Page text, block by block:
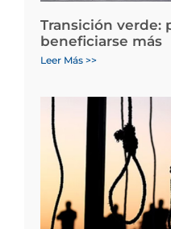
Transición verde:
beneficiarse más
Leer Más >>